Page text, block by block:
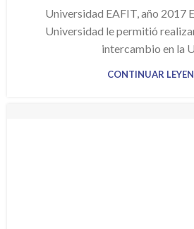
Universidad EAFIT, año 2017
Universidad le permitió
intercambio en la
CONTINUAR